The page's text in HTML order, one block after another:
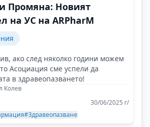
Промяна: Новият
на УС на ARPharM
ако след няколко години можем
Асоциация сме успели да
в здравеопазването!
Колев
30/06/2025 г/
#Здравеопазване